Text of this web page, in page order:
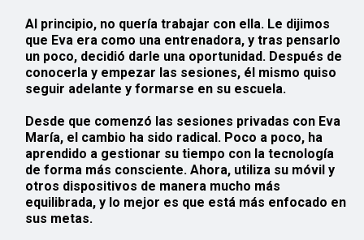
Al principio, no quería trabajar con ella. Le dijimos
que Eva era como una entrenadora, y tras pensarlo
un poco, decidió darle una oportunidad. Después de
conocerla y empezar las sesiones, él mismo quiso
seguir adelante y formarse en su escuela.
Desde que comenzó las sesiones privadas con Eva
María, el cambio ha sido radical. Poco a poco, ha
aprendido a gestionar su tiempo con la tecnología
de forma más consciente. Ahora, utiliza su móvil y
otros dispositivos de manera mucho más
equilibrada, y lo mejor es que está más enfocado en
sus metas.